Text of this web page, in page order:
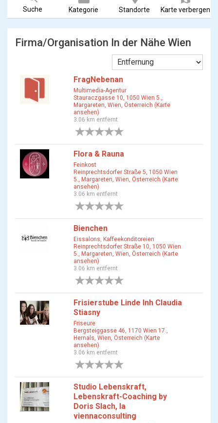
Suche Kategorie Standorte Karte verbergen
Firma/Organisation In der Nähe Wien
FragNebenan
Multimedia-Agentur
Stauraczgasse 10, 1050 Wien 5.,
Margareten, Wien, Österreich (Karte
ansehen)
3.06 km entfernt
Flora & Rauna
Feinkost
Reinprechtsdorfer Straße 5, 1050 Wien
5., Margareten, Wien, Österreich (Karte
ansehen)
3.06 km entfernt
Bienchen
Eissalons, Kaffeekonditoreien
Reinprechtsdorfer Straße 10, 1050 Wien
5., Margareten, Wien, Österreich (Karte
ansehen)
3.06 km entfernt
Frisierstube Linde Inh Claudia
Stiasny
Friseure
Bergsteiggasse 46, 1170 Wien 17.,
Hernals, Wien, Österreich (Karte
ansehen)
3.06 km entfernt
Studio Lebenskraft,
Lebenskraft-Coaching by
Doris Slach, la
viennaconsulting